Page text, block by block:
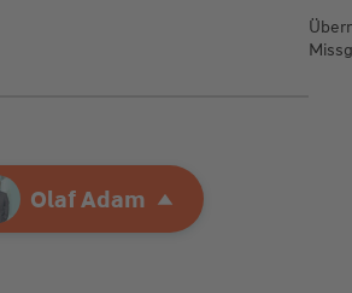
AgenturOlaf Adam
Olaf Adam